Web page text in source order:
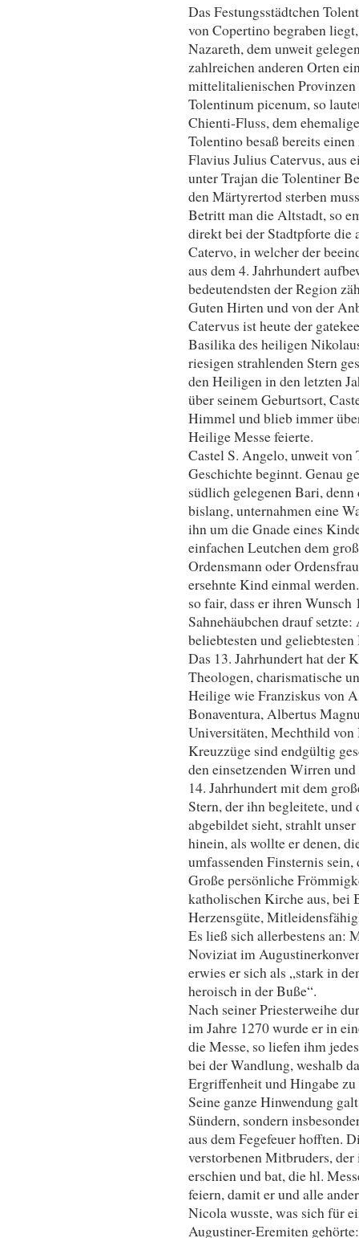
Das Festungsstädtchen
von Copertino begraben
Nazareth, dem unweit
zahlreichen anderen Orten
mittelitalienischen
Tolentinum picenum, so
Chienti-Fluss, dem
Tolentino besaß bereits
Flavius Julius Catervus, aus
unter Trajan die Tolentiner
den Märtyrertod sterben
Betritt man die Altstadt, so
direkt bei der Stadtpforte die
Catervo, in welcher der
aus dem 4. Jahrhundert
bedeutendsten der Region
Guten Hirten und von der
Catervus ist heute der
Basilika des heiligen
riesigen strahlenden Stern
den Heiligen in den letzten
über seinem Geburtsort,
Himmel und blieb immer
Heilige Messe feierte.
Castel S. Angelo, unweit von
Geschichte beginnt. Genau
südlich gelegenen Bari,
bislang, unternahmen eine
ihn um die Gnade eines
einfachen Leutchen dem
Ordensmann oder
ersehnte Kind einmal
so fair, dass er ihren
Sahnehäubchen drauf
beliebtesten und
Das 13. Jahrhundert hat der
Theologen, charismatische
Heilige wie Franziskus von
Bonaventura, Albertus
Universitäten, Mechthild
Kreuzzüge sind endgültig
den einsetzenden Wirren
14. Jahrhundert mit dem
Stern, der ihn begleitete,
abgebildet sieht, strahlt
hinein, als wollte er denen,
umfassenden Finsternis
Große persönliche
katholischen Kirche aus, bei
Herzensgüte,
Es ließ sich allerbestens an:
Noviziat im
erwies er sich als „stark in
heroisch in der Buße“.
Nach seiner Priesterweihe
im Jahre 1270 wurde er in
die Messe, so liefen ihm
bei der Wandlung, weshalb
Ergriffenheit und Hingabe zu
Seine ganze Hinwendung
Sündern, sondern
aus dem Fegefeuer hofften.
verstorbenen Mitbruders,
erschien und bat, die hl.
feiern, damit er und alle
Nicola wusste, was sich für
Augustiner-Eremiten